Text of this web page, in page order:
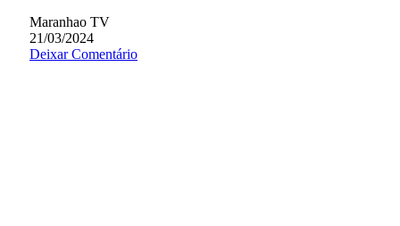
Maranhao TV
21/03/2024
Deixar Comentário